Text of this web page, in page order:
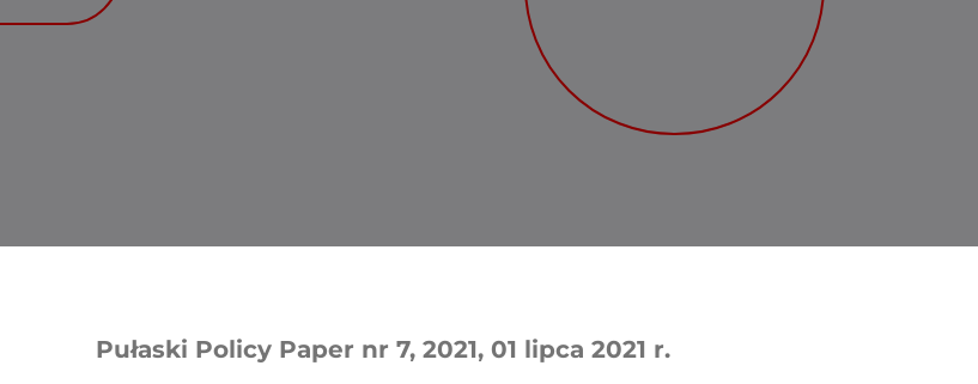
Pułaski Policy Paper nr 7, 2021, 01 lipca 2021 r.